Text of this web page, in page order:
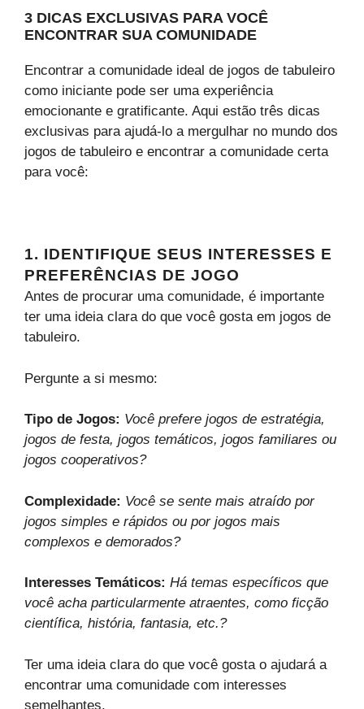
3 DICAS EXCLUSIVAS PARA VOCÊ
ENCONTRAR SUA COMUNIDADE
Encontrar a comunidade ideal de jogos de tabuleiro
como iniciante pode ser uma experiência
emocionante e gratificante. Aqui estão três dicas
exclusivas para ajudá-lo a mergulhar no mundo dos
jogos de tabuleiro e encontrar a comunidade certa
para você:
1. IDENTIFIQUE SEUS INTERESSES E
PREFERÊNCIAS DE JOGO
Antes de procurar uma comunidade, é importante
ter uma ideia clara do que você gosta em jogos de
tabuleiro.
Pergunte a si mesmo:
Tipo de Jogos: Você prefere jogos de estratégia,
jogos de festa, jogos temáticos, jogos familiares ou
jogos cooperativos?
Complexidade: Você se sente mais atraído por
jogos simples e rápidos ou por jogos mais
complexos e demorados?
Interesses Temáticos: Há temas específicos que
você acha particularmente atraentes, como ficção
científica, história, fantasia, etc.?
Ter uma ideia clara do que você gosta o ajudará a
encontrar uma comunidade com interesses
semelhantes.